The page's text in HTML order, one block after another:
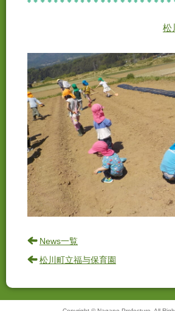
松
News一覧
松川町立福与保育園